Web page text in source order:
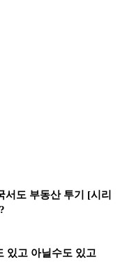
서도 부동산 투기 [시리
?
있고 아닐수도 있고